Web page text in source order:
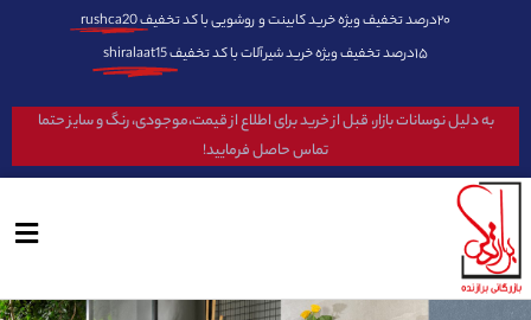
۲۰درصد تخفیف ویژه خرید کابینت و روشویی با کد تخفیف
rushca20
۱۵درصد تخفیف ویژه خرید شیرآلات با کد تخفیف
shiralaat15
به دلیل نوسانات بازار، قبل از خرید برای اطلاع از قیمت،موجودی، رنگ و سایز حتما
تماس حاصل فرمایید!